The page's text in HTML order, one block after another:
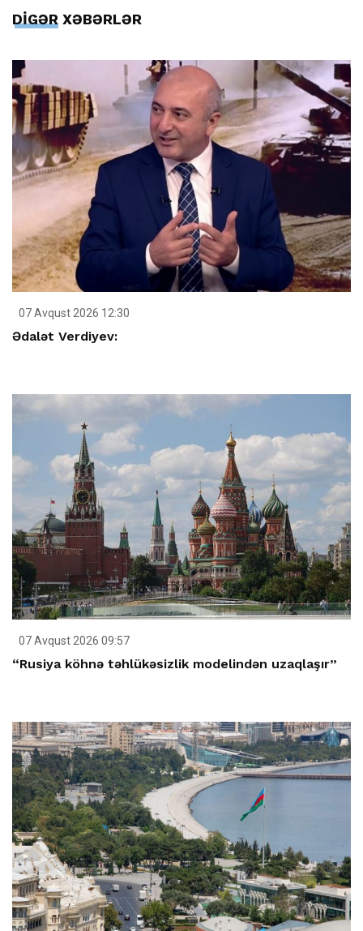
DİGƏR XƏBƏRLƏR
07 Avqust 2026 12:30
Ədalət Verdiyev:
07 Avqust 2026 09:57
“Rusiya köhnə təhlükəsizlik modelindən uzaqlaşır”